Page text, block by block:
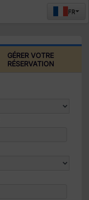
FR
GÉRER VOTRE
RÉSERVATION